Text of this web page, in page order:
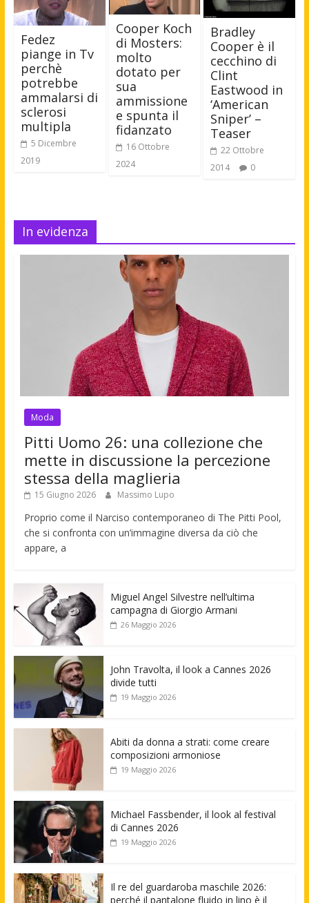
Fedez
piange in Tv
perchè
potrebbe
ammalarsi di
sclerosi
multipla
5 Dicembre
2019
Cooper Koch
di Mosters:
molto
dotato per
sua
ammissione
e spunta il
fidanzato
16 Ottobre
2024
Bradley
Cooper è il
cecchino di
Clint
Eastwood in
‘American
Sniper’ –
Teaser
22 Ottobre
2014
0
In evidenza
Moda
Pitti Uomo 26: una collezione che
mette in discussione la percezione
stessa della maglieria
15 Giugno 2026 Massimo Lupo
Proprio come il Narciso contemporaneo di The Pitti Pool,
che si confronta con un’immagine diversa da ciò che
appare, a
Miguel Angel Silvestre nell’ultima
campagna di Giorgio Armani
26 Maggio 2026
John Travolta, il look a Cannes 2026
divide tutti
19 Maggio 2026
Abiti da donna a strati: come creare
composizioni armoniose
19 Maggio 2026
Michael Fassbender, il look al festival
di Cannes 2026
19 Maggio 2026
Il re del guardaroba maschile 2026:
perché il pantalone fluido in lino è il